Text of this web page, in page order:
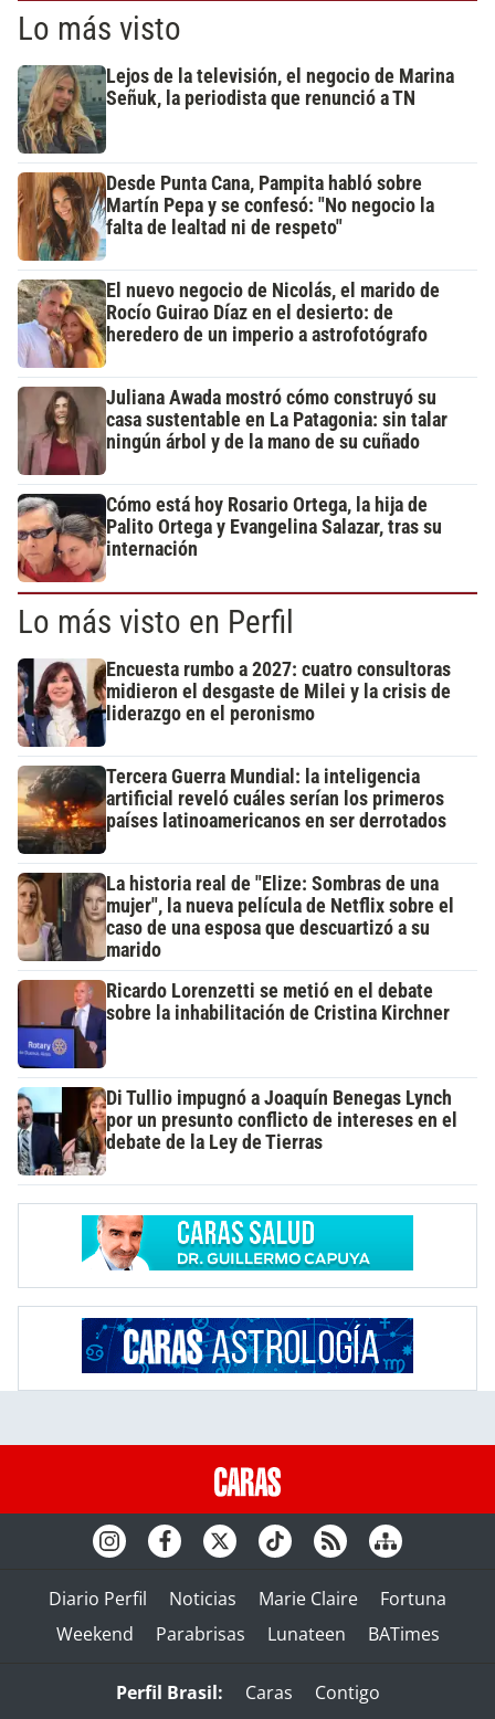
Lo más visto
Lejos de la televisión, el negocio de Marina
Señuk, la periodista que renunció a TN
Desde Punta Cana, Pampita habló sobre
Martín Pepa y se confesó: "No negocio la
falta de lealtad ni de respeto"
El nuevo negocio de Nicolás, el marido de
Rocío Guirao Díaz en el desierto: de
heredero de un imperio a astrofotógrafo
Juliana Awada mostró cómo construyó su
casa sustentable en La Patagonia: sin talar
ningún árbol y de la mano de su cuñado
Cómo está hoy Rosario Ortega, la hija de
Palito Ortega y Evangelina Salazar, tras su
internación
Lo más visto en Perfil
Encuesta rumbo a 2027: cuatro consultoras
midieron el desgaste de Milei y la crisis de
liderazgo en el peronismo
Tercera Guerra Mundial: la inteligencia
artificial reveló cuáles serían los primeros
países latinoamericanos en ser derrotados
La historia real de "Elize: Sombras de una
mujer", la nueva película de Netflix sobre el
caso de una esposa que descuartizó a su
marido
Ricardo Lorenzetti se metió en el debate
sobre la inhabilitación de Cristina Kirchner
Di Tullio impugnó a Joaquín Benegas Lynch
por un presunto conflicto de intereses en el
debate de la Ley de Tierras
Diario Perfil Noticias Marie Claire
Fortuna
Weekend
Parabrisas Lunateen BATimes
Perfil Brasil: Caras
Contigo